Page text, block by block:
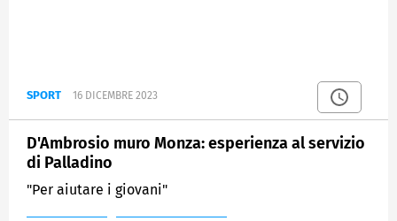
SPORT 16 DICEMBRE 2023
D'Ambrosio muro Monza: esperienza al servizio
di Palladino
"Per aiutare i giovani"